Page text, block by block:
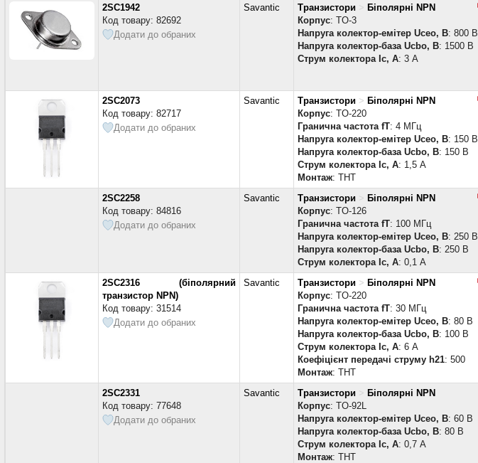
2SC1942
Код товару: 82692
Додати до обраних
Savantic Транзистори > Біполярні NPN
Корпус: TO-3
Напруга колектор-емітер Uceo, В: 800 В
Напруга колектор-база Ucbo, В: 1500 В
Струм колектора Ic, А: 3 А
2SC2073
Код товару: 82717
Додати до обраних
Savantic Транзистори > Біполярні NPN
Корпус: TO-220
Гранична частота fT: 4 МГц
Напруга колектор-емітер Uceo, В: 150 В
Напруга колектор-база Ucbo, В: 150 В
Струм колектора Ic, А: 1,5 А
Монтаж: THT
2SC2258
Код товару: 84816
Додати до обраних
Savantic Транзистори > Біполярні NPN
Корпус: TO-126
Гранична частота fT: 100 МГц
Напруга колектор-емітер Uceo, В: 250 В
Напруга колектор-база Ucbo, В: 250 В
Струм колектора Ic, А: 0,1 А
2SC2316 (біполярний
транзистор NPN)
Код товару: 31514
Додати до обраних
Savantic Транзистори > Біполярні NPN
Корпус: TO-220
Гранична частота fT: 30 МГц
Напруга колектор-емітер Uceo, В: 80 В
Напруга колектор-база Ucbo, В: 100 В
Струм колектора Ic, А: 6 А
Коефіцієнт передачі струму h21: 500
Монтаж: THT
2SC2331
Код товару: 77648
Додати до обраних
Savantic Транзистори > Біполярні NPN
Корпус: TO-92L
Напруга колектор-емітер Uceo, В: 60 В
Напруга колектор-база Ucbo, В: 80 В
Струм колектора Ic, А: 0,7 А
Монтаж: THT